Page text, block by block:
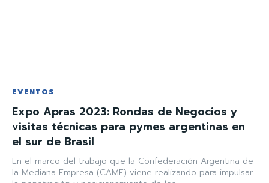
EVENTOS
Expo Apras 2023: Rondas de Negocios y
visitas técnicas para pymes argentinas en
el sur de Brasil
En el marco del trabajo que la Confederación Argentina de
la Mediana Empresa (CAME) viene realizando para impulsar